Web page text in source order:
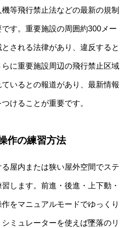
等飛行禁止法などの最新の規制
す。重要施設の周囲約300メー
とされる法律があり、違反すると
に重要施設周辺の飛行禁止区域
いるとの報道があり、最新情報
けることが重要です。
作の練習方法
屋内または狭い屋外空間でステ
します。前進・後進・上下動・
をマニュアルモードでゆっくり
ミュレーターを使えば墜落のリ